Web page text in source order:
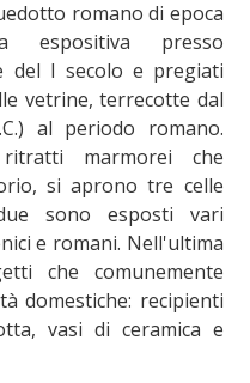
romano di epoca
espositiva presso
del I secolo e pregiati
vetrine, terrecotte dal
al periodo romano.
marmorei che
si aprono tre celle
sono esposti vari
e romani. Nell'ultima
che comunemente
domestiche: recipienti
vasi di ceramica e